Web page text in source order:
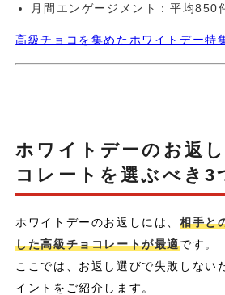
月間エンゲージメント：平均850
高級チョコを集めたホワイトデー特
ホワイトデーのお返
コレートを選ぶべき3
ホワイトデーのお返しには、 相手と
した高級チョコレートが最適です。
ここでは、お返し選びで失敗しない
イントをご紹介します。